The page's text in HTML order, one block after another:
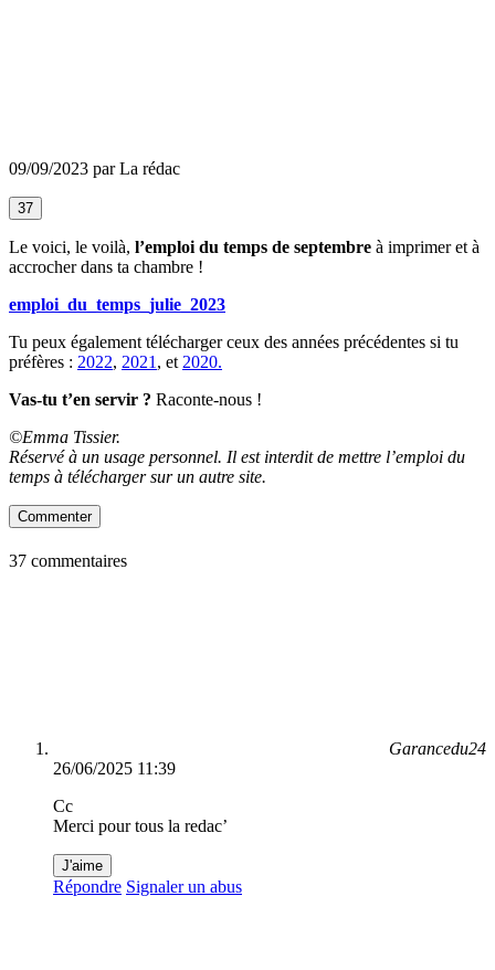
09/09/2023 par La rédac
37
Le voici, le voilà, l’emploi du temps de septembre à imprimer et à
accrocher dans ta chambre !
emploi_du_temps_julie_2023
Tu peux également télécharger ceux des années précédentes si tu
préfères : 2022, 2021 , et 2020.
Vas-tu t’en servir ? Raconte-nous !
©Emma Tissier.
Réservé à un usage personnel. Il est interdit de mettre l’emploi du
temps à télécharger sur un autre site.
Commenter
37 commentaires
Garancedu24
26/06/2025 11:39
Cc
Merci pour tous la redac’
J'aime
Répondre Signaler un abus